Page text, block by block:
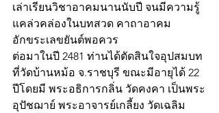
เล่าเรียนวิชาอาคมนานนับปี จนมีความรู้
แคล่วคล่องในบทสวด คาถาอาคม
อักขระเลขยันต์พอควร
ต่อมาในปี 2481 ท่านได้ตัดสินใจอุปสมบท
ที่วัดบ้านหม้อ จ.ราชบุรี ขณะมีอายุได้ 22
ปีโดยมี พระอธิการกลิ่น วัดคงคา เป็นพระ
อุปัชฌาย์ พระอาจารย์เกลี้ยง วัดเฉลิม